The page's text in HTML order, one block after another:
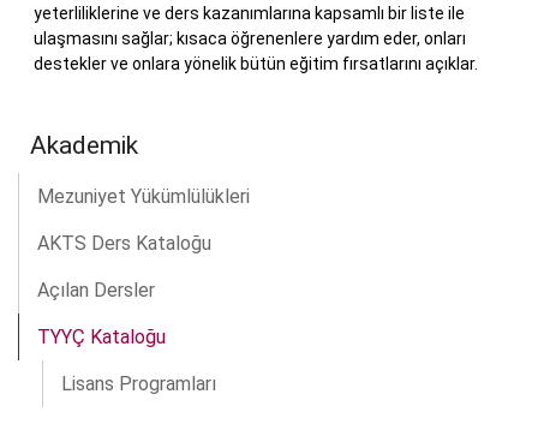
yeterliliklerine ve ders kazanımlarına kapsamlı bir liste ile
ulaşmasını sağlar; kısaca öğrenenlere yardım eder, onları
destekler ve onlara yönelik bütün eğitim fırsatlarını açıklar.
Akademik
Mezuniyet Yükümlülükleri
AKTS Ders Kataloğu
Açılan Dersler
TYYÇ Kataloğu
Lisans Programları